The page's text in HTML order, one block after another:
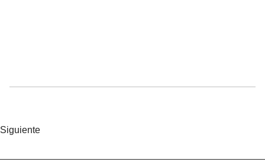
Siguiente